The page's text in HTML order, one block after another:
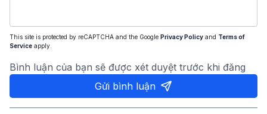
This site is protected by reCAPTCHA and the Google Privacy Policy and Terms of
Service apply.
Bình luận của bạn sẽ được xét duyệt trước khi đăng
Gửi bình luận